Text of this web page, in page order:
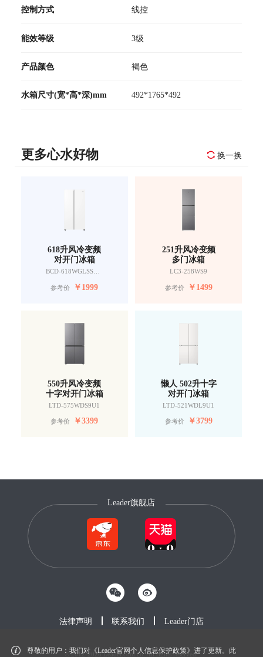
控制方式 线控
能效等级 3级
产品颜色 褐色
水箱尺寸(宽*高*深)mm 492*1765*492
更多心水好物 换一换
618升风冷变频
对开门冰箱
BCD-618WGLSSEDW9
参考价 ￥1999
251升风冷变频
多门冰箱
LC3-258WS9
参考价 ￥1499
550升风冷变频
十字对开门冰箱
LTD-575WDS9U1
参考价 ￥3399
懒人 502升十字
对开门冰箱
LTD-521WDL9U1
参考价 ￥3799
尊敬的用户：我们对《Leader官网个人信息保护政策》进了更新。此
Leader旗舰店
法律声明 联系我们 Leader门店
© 2012-2026 Leader.com.cn. All rights reserved.